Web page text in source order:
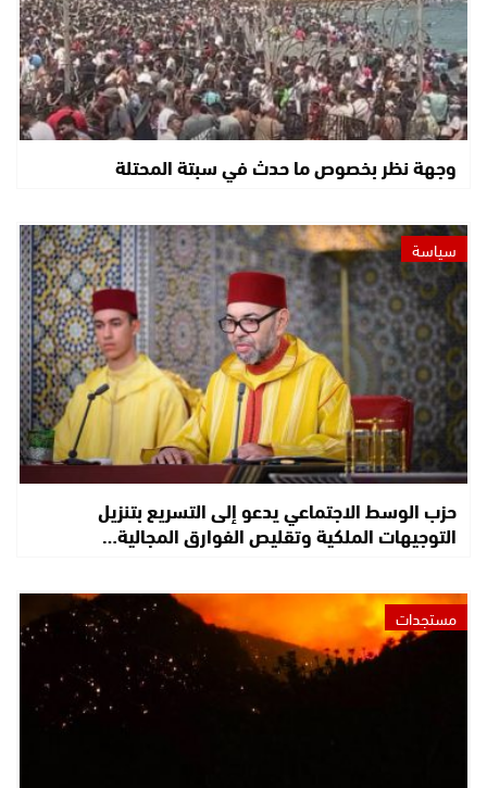
وجهة نظر بخصوص ما حدث في سبتة المحتلة
سياسة
حزب الوسط الاجتماعي يدعو إلى التسريع بتنزيل
التوجيهات الملكية وتقليص الفوارق المجالية…
مستجدات